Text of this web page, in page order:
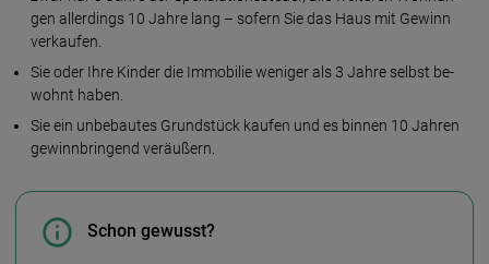
gen aller­dings 10 Jahre lang – sofern Sie das Haus mit Gewinn
ver­kau­fen.
Sie oder Ihre Kin­der die Immo­bilie weniger als 3 Jahre selbst be­
wohnt ha­ben.
Sie ein unb­ebau­tes Grund­stück kau­fen und es binnen 10 Jah­ren
gewinn­brin­gend ver­äußern.
Schon gewusst?